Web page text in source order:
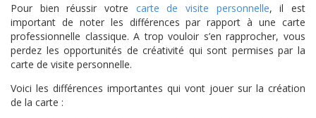
Pour bien réussir votre carte de visite personnelle, il est
important de noter les différences par rapport à une carte
professionnelle classique. A trop vouloir s’en rapprocher, vous
perdez les opportunités de créativité qui sont permises par la
carte de visite personnelle.
Voici les différences importantes qui vont jouer sur la création
de la carte :